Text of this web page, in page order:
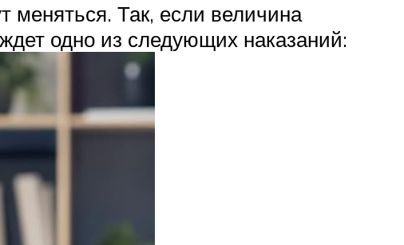
меняться. Так, если величина
одно из следующих наказаний: